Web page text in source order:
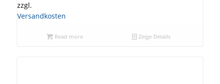
zzgl.
Versandkosten
Read more Zeige Details